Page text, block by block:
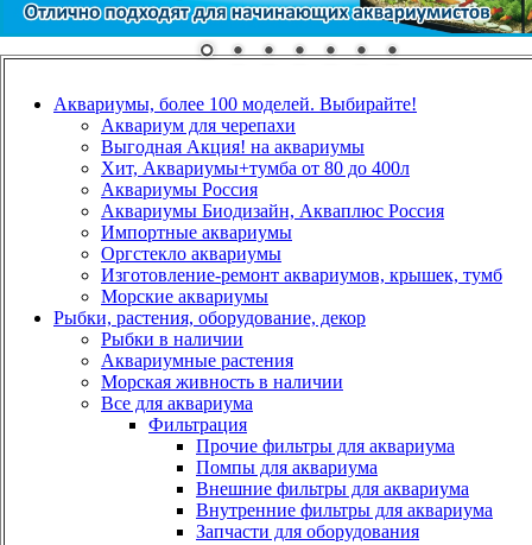
Аквариумы, более 100 моделей. Выбирайте!
Аквариум для черепахи
Выгодная Акция! на аквариумы
Хит, Аквариумы+тумба от 80 до 400л
Аквариумы Россия
Аквариумы Биодизайн, Акваплюс Россия
Импортные аквариумы
Оргстекло аквариумы
Изготовление-ремонт аквариумов, крышек, тумб
Морские аквариумы
Рыбки, растения, оборудование, декор
Рыбки в наличии
Аквариумные растения
Морская живность в наличии
Все для аквариума
Фильтрация
Прочие фильтры для аквариума
Помпы для аквариума
Внешние фильтры для аквариума
Внутренние фильтры для аквариума
Запчасти для оборудования